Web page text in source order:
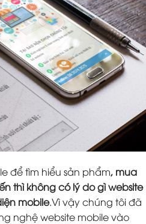
để tìm hiểu sản phẩm, mua
thì không có lý do gì website
mobile.Vì vậy chúng tôi đã
nghệ website mobile vào